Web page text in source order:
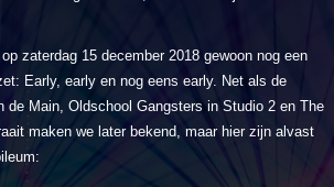
zaterdag 15 december 2018 gewoon nog een
Early, early en nog eens early. Net als de
de Main, Oldschool Gangsters in Studio 2 en The
maken we later bekend, maar hier zijn alvast